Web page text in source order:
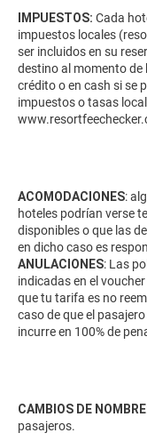
IMPUESTOS: Cada
impuestos locales
ser incluidos en su
destino al momento de
crédito o en cash si se
impuestos o tasas
ACOMODACIONES:
hoteles podrían verse
disponibles o que las
en dicho caso es
ANULACIONES: Las
indicadas en el
que tu tarifa es no
caso de que el
incurre en 100% de
CAMBIOS DE NOMBRE
pasajeros.